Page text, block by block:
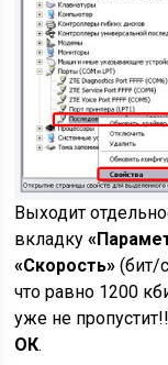
Выходит
вкладку
«Скорость» (бит/
что равно 1200
уже не
ОК.